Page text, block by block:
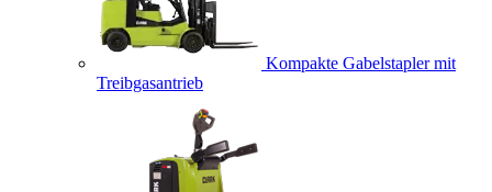
Kompakte Gabelstapler mit
Treibgasantrieb